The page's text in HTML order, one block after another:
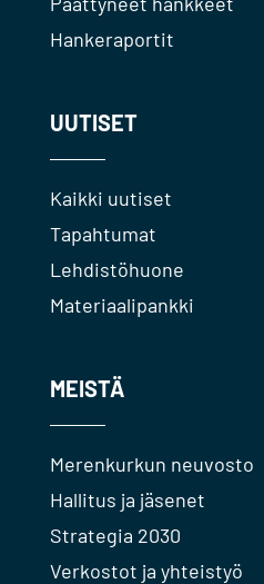
Hankeraportit
UUTISET
Kaikki uutiset
Tapahtumat
Lehdistöhuone
Materiaalipankki
MEISTÄ
Merenkurkun neuvosto
Hallitus ja jäsenet
Strategia 2030
Verkostot ja yhteistyö